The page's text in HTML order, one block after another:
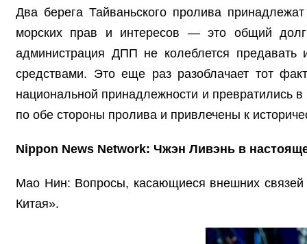
Два берега Тайваньского пролива
морских прав и интересов — это общий
администрация ДПП не колеблется предавать
средствами. Это еще раз разоблачает тот
национальной принадлежности и превратились
по обе стороны пролива и привлечены к
Nippon News Network: Чжэн Ливэнь в
Мао Нин: Вопросы, касающиеся внешних связей
Китая».